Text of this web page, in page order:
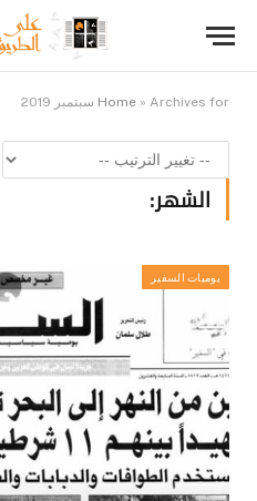
Home » Archives for سبتمبر 2019
الشهر:
يوميات السفير